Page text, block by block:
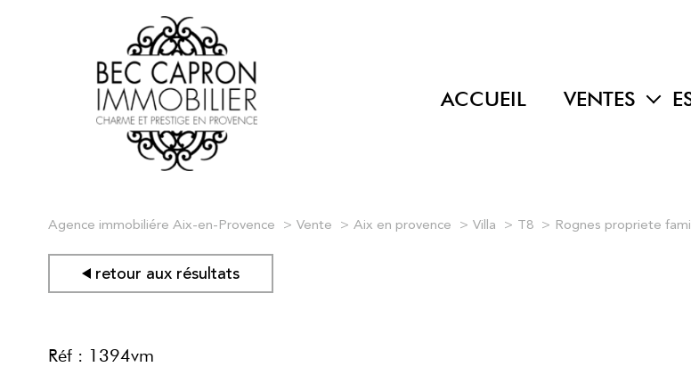
ACCUEIL VENTES
programmes neufs
Agence immobiliére Aix-en-Provence Vente Aix en provence Villa T8 Rognes propriete
retour aux résultats
Réf : 1394vm